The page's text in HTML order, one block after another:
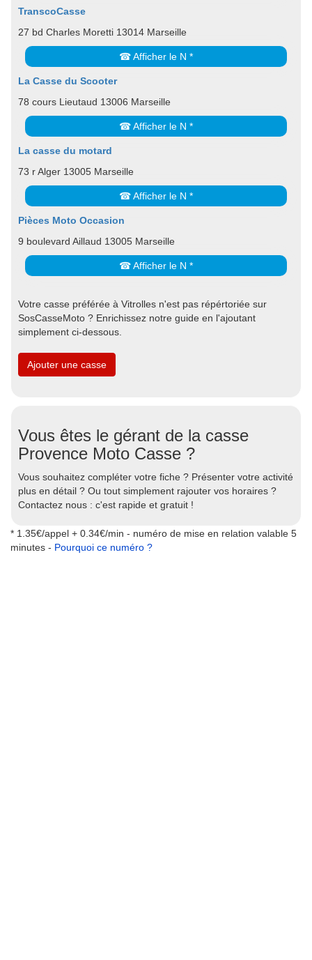
TranscoCasse
27 bd Charles Moretti 13014 Marseille
☎ Afficher le N *
La Casse du Scooter
78 cours Lieutaud 13006 Marseille
☎ Afficher le N *
La casse du motard
73 r Alger 13005 Marseille
☎ Afficher le N *
Pièces Moto Occasion
9 boulevard Aillaud 13005 Marseille
☎ Afficher le N *
Votre casse préférée à Vitrolles n'est pas répértoriée sur
SosCasseMoto ? Enrichissez notre guide en l'ajoutant
simplement ci-dessous.
Ajouter une casse
Vous êtes le gérant de la casse
Provence Moto Casse ?
Vous souhaitez compléter votre fiche ? Présenter votre activité
plus en détail ? Ou tout simplement rajouter vos horaires ?
Contactez nous : c'est rapide et gratuit !
* 1.35€/appel + 0.34€/min - numéro de mise en relation valable 5
minutes - Pourquoi ce numéro ?